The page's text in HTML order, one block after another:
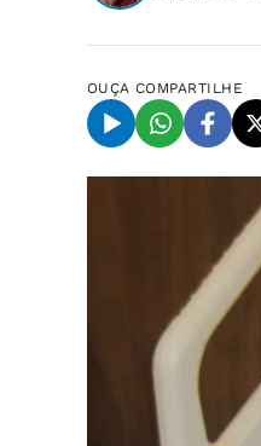
OUÇA COMPARTILHE